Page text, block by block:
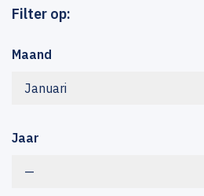
Filter op:
Maand
Januari
Jaar
—